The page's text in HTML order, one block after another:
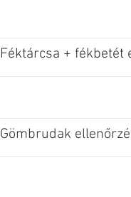
Féktárcsa + fékbetét
Gömbrudak